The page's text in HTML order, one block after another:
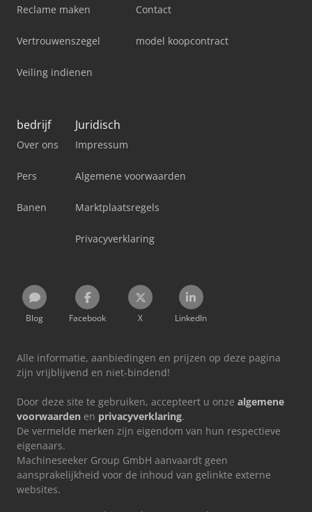
Reclame maken
Vertrouwenszegel
Veiling indienen
Contact
model koopcontract
bedrijf
Over ons
Pers
Banen
Juridisch
Impressum
Algemene voorwaarden
Marktplaatsregels
Privacyverklaring
Blog Facebook X LinkedIn
Alle informatie, aanbiedingen en prijzen op deze pagina
zijn vrijblijvend en niet-bindend!
Door deze site te gebruiken, accepteert u onze algemene
voorwaarden en privacyverklaring.
De vermelde merken zijn eigendom van hun respectieve
eigenaars.
Machineseeker Group GmbH aanvaardt geen
aansprakelijkheid voor de inhoud van gelinkte externe
websites.